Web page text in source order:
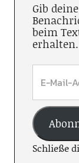
Gib
beim
erhalten.
Schließe